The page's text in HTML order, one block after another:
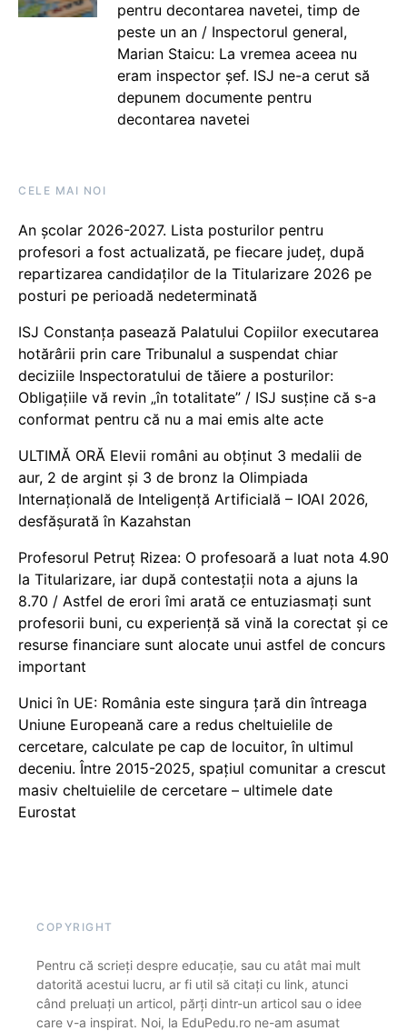
pentru decontarea navetei, timp de
peste un an / Inspectorul general,
Marian Staicu: La vremea aceea nu
eram inspector șef. ISJ ne-a cerut să
depunem documente pentru
decontarea navetei
CELE MAI NOI
An școlar 2026-2027. Lista posturilor pentru
profesori a fost actualizată, pe fiecare județ, după
repartizarea candidaților de la Titularizare 2026 pe
posturi pe perioadă nedeterminată
ISJ Constanța pasează Palatului Copiilor executarea
hotărârii prin care Tribunalul a suspendat chiar
deciziile Inspectoratului de tăiere a posturilor:
Obligațiile vă revin „în totalitate” / ISJ susține că s-a
conformat pentru că nu a mai emis alte acte
ULTIMĂ ORĂ Elevii români au obținut 3 medalii de
aur, 2 de argint și 3 de bronz la Olimpiada
Internațională de Inteligență Artificială – IOAI 2026,
desfășurată în Kazahstan
Profesorul Petruț Rizea: O profesoară a luat nota 4.90
la Titularizare, iar după contestații nota a ajuns la
8.70 / Astfel de erori îmi arată ce entuziasmați sunt
profesorii buni, cu experiență să vină la corectat și ce
resurse financiare sunt alocate unui astfel de concurs
important
Unici în UE: România este singura țară din întreaga
Uniune Europeană care a redus cheltuielile de
cercetare, calculate pe cap de locuitor, în ultimul
deceniu. Între 2015-2025, spațiul comunitar a crescut
masiv cheltuielile de cercetare – ultimele date
Eurostat
COPYRIGHT
Pentru că scrieți despre educație, sau cu atât mai mult
datorită acestui lucru, ar fi util să citați cu link, atunci
când preluați un articol, părți dintr-un articol sau o idee
care v-a inspirat. Noi, la EduPedu.ro ne-am asumat